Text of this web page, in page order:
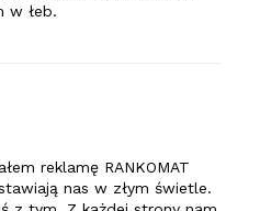
w łeb.
reklamę RANKOMAT
nas w złym świetle.